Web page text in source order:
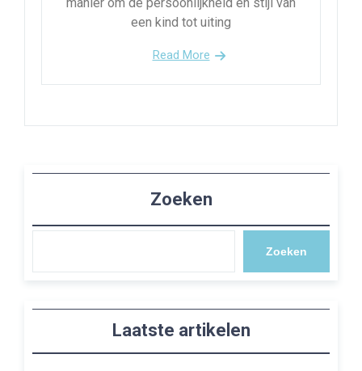
manier om de persoonlijkheid en stijl van
een kind tot uiting
Read More
Zoeken
Zoeken
Laatste artikelen